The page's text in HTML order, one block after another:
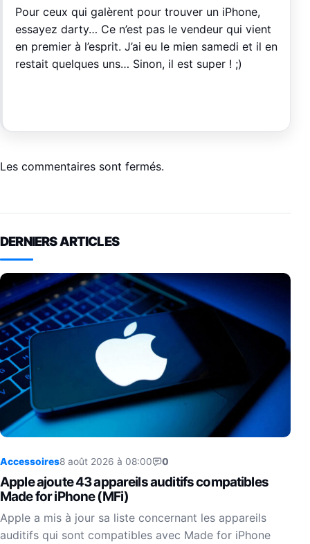
Pour ceux qui galèrent pour trouver un iPhone,
essayez darty… Ce n’est pas le vendeur qui vient
en premier à l’esprit. J’ai eu le mien samedi et il en
restait quelques uns… Sinon, il est super ! ;)
Les commentaires sont fermés.
DERNIERS ARTICLES
Accessoires8 août 2026 à 08:00 0
Apple ajoute 43 appareils auditifs compatibles
Made for iPhone (MFi)
Apple a mis à jour sa liste concernant les appareils
auditifs qui sont compatibles avec Made for iPhone